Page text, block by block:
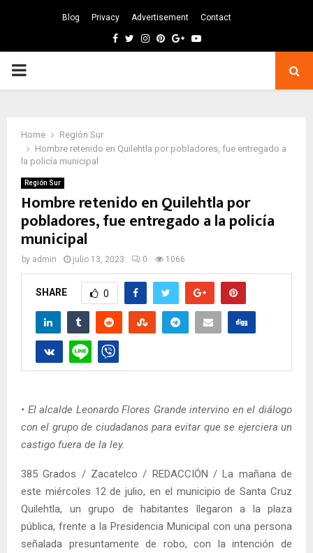
Blog Privacy Advertisement Contact
Facebook
TwitterInstagram
Pinterest
GoogleYoutube
PRIMARY
Home
Región Sur
Hombre retenido en Quilehtla por pobladores, fue entregado a
la policía municipal
Región Sur
Hombre retenido en Quilehtla por
pobladores, fue entregado a la policía
municipal
by admin julio 13, 2023 0 1066
SHARE 0
• El alcalde Leonardo Flores Grande intervino en el diálogo
con el grupo de ciudadanos para evitar que se ejerciera un
castigo fuera de la ley.
385 Grados / Zacatelco / REDACCIÓN / La mañana de
este miércoles 12 de julio, en el municipio de Santa Cruz
Quilehtla, un grupo de habitantes llegaron a la plaza
pública, frente a la Presidencia Municipal con una persona
señalada presuntamente de robo, con la intención de